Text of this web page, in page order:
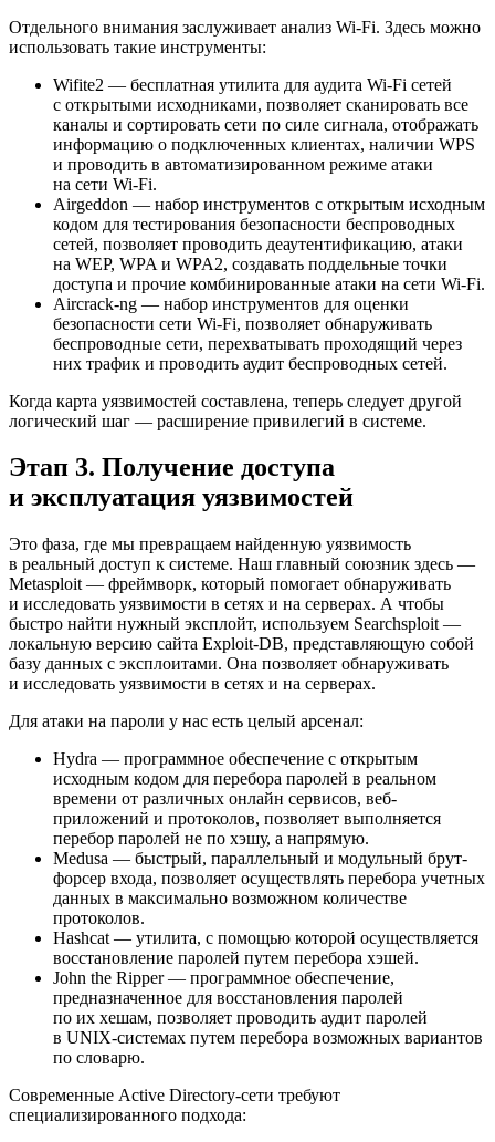
Отдельного внимания заслуживает анализ Wi-Fi. Здесь можно
использовать такие инструменты:
Wifite2 — бесплатная утилита для аудита Wi-Fi сетей
с открытыми исходниками, позволяет сканировать все
каналы и сортировать сети по силе сигнала, отображать
информацию о подключенных клиентах, наличии WPS
и проводить в автоматизированном режиме атаки
на сети Wi-Fi.
Airgeddon — набор инструментов с открытым исходным
кодом для тестирования безопасности беспроводных
сетей, позволяет проводить деаутентификацию, атаки
на WEP, WPA и WPA2, создавать поддельные точки
доступа и прочие комбинированные атаки на сети Wi-Fi.
Aircrack-ng — набор инструментов для оценки
безопасности сети Wi-Fi, позволяет обнаруживать
беспроводные сети, перехватывать проходящий через
них трафик и проводить аудит беспроводных сетей.
Когда карта уязвимостей составлена, теперь следует другой
логический шаг — расширение привилегий в системе.
Этап 3. Получение доступа
и эксплуатация уязвимостей
Это фаза, где мы превращаем найденную уязвимость
в реальный доступ к системе. Наш главный союзник здесь —
Metasploit — фреймворк, который помогает обнаруживать
и исследовать уязвимости в сетях и на серверах. А чтобы
быстро найти нужный эксплойт, используем Searchsploit —
локальную версию сайта Exploit-DB, представляющую собой
базу данных с эксплоитами. Она позволяет обнаруживать
и исследовать уязвимости в сетях и на серверах.
Для атаки на пароли у нас есть целый арсенал:
Hydra — программное обеспечение с открытым
исходным кодом для перебора паролей в реальном
времени от различных онлайн сервисов, веб-
приложений и протоколов, позволяет выполняется
перебор паролей не по хэшу, а напрямую.
Medusa — быстрый, параллельный и модульный брут-
форсер входа, позволяет осуществлять перебора учетных
данных в максимально возможном количестве
протоколов.
Hashcat — утилита, с помощью которой осуществляется
восстановление паролей путем перебора хэшей.
John the Ripper — программное обеспечение,
предназначенное для восстановления паролей
по их хешам, позволяет проводить аудит паролей
в UNIX-системах путем перебора возможных вариантов
по словарю.
Современные Active Directory-сети требуют
специализированного подхода: